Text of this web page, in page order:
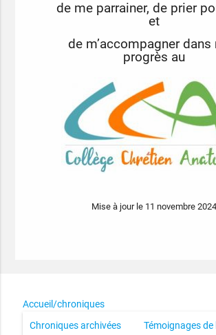
de me parrainer, de prier
et
de m’accompagner dans
progrès au
Mise à jour le 11 novembre 2024
Accueil/chroniques
Chroniques archivées
Témoignages